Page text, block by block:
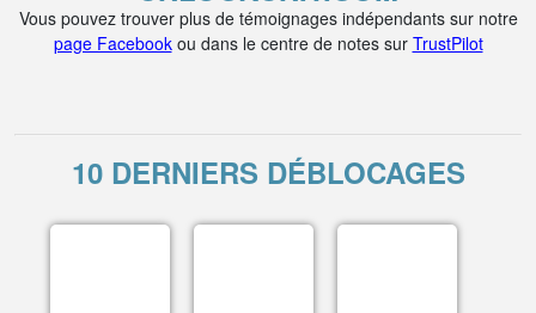
Vous pouvez trouver plus de témoignages indépendants sur notre
page Facebookou dans le centre de notes sur TrustPilot
10 DERNIERS DÉBLOCAGES